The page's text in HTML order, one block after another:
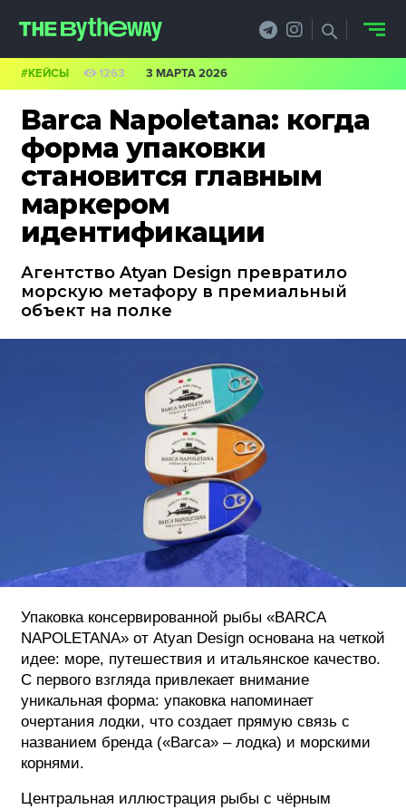
Barca Napoletana: когда
форма упаковки
становится главным
маркером
идентификации
Агентство Atyan Design превратило
морскую метафору в премиальный
объект на полке
#КЕЙСЫ 1263 3 МАРТА 2026
Упаковка консервированной рыбы «BARCA
NAPOLETANA» от Atyan Design основана на четкой
идее: море, путешествия и итальянское качество.
С первого взгляда привлекает внимание
уникальная форма: упаковка напоминает
очертания лодки, что создает прямую связь с
названием бренда («Barca» – лодка) и морскими
корнями.
Центральная иллюстрация рыбы с чёрным
НОВОСТИ
PRO.ОБЗОР
КЕЙСЫ
ФИЛОСОФИЯ
КРЕАТИВА
БИЗНЕС И
ТЕХНОЛОГИИ
ФЕСТИВАЛИ
ФОТОГРАФИЯ
ТИПОГРАФИКА
ИСТОРИИ БРЕНДОВ
О ПРОЕКТЕ
РЕКЛАМА
КОНТАКТЫ